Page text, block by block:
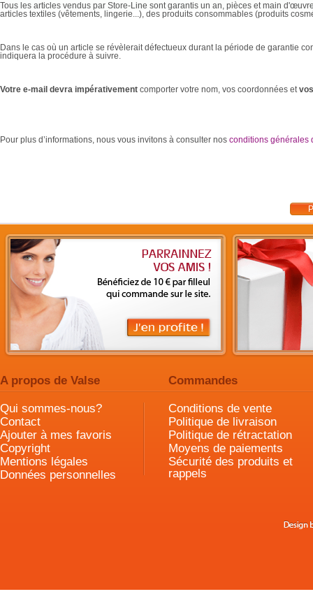
Tous les articles vendus par Store-Line sont garantis un an, pièces et main
articles textiles (vêtements, lingerie...), des produits consommables (produits
Dans le cas où un article se révèlerait défectueux durant la période de garantie
indiquera la procédure à suivre.
Votre e-mail devra impérativement comporter votre nom, vos coordonnées et
Pour plus d’informations, nous vous invitons à consulter nos conditions générales
A propos de Valse Commandes
Qui sommes-nous?
Contact
Ajouter à mes favoris
Copyright
Mentions légales
Données personnelles
Conditions de vente
Politique de livraison
Politique de rétractation
Moyens de paiements
Sécurité des produits et
rappels